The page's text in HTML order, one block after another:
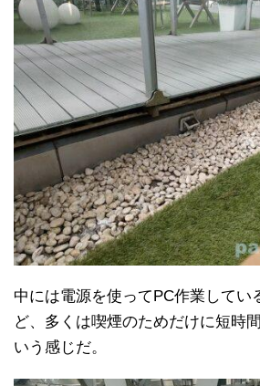
中には電源を使ってPC作業してい
ど、多くは喫煙のためだけに短時
いう感じだ。